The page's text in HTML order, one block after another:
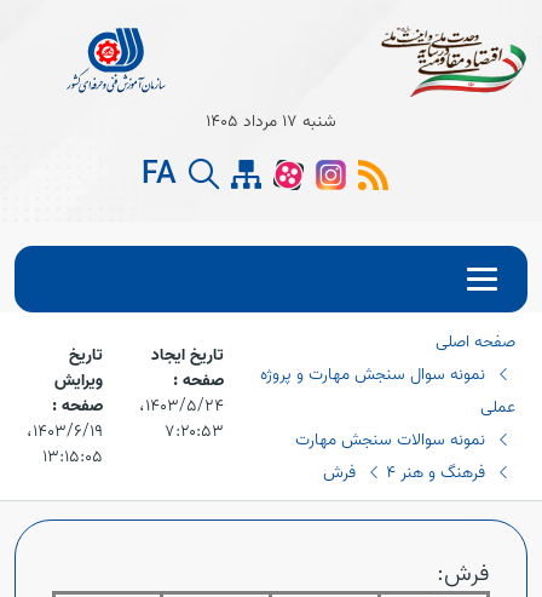
Open
Open
شنبه 17 مرداد 1405
FA
صفحه اصلی
نمونه سوال سنجش مهارت و پروژه
عملی
نمونه سوالات سنجش مهارت
فرهنگ و هنر 4
فرش
تاریخ ایجاد
صفحه :
۱۴۰۳/۵/۲۴،‏
۷:۲۰:۵۳
تاریخ
ویرایش
صفحه :
۱۴۰۳/۶/۱۹،‏
۱۳:۱۵:۰۵
فرش: